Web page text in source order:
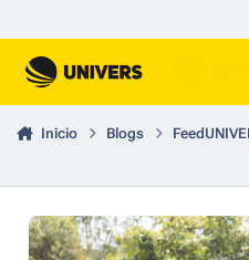
Inicio Blogs